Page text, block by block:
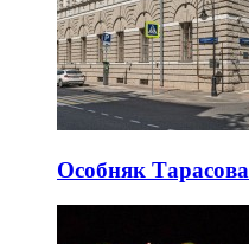
Особняк Тарасова